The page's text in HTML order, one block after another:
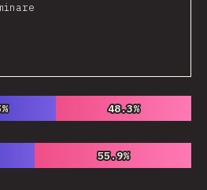
48.3%
48.3%
55.9%
55.9%